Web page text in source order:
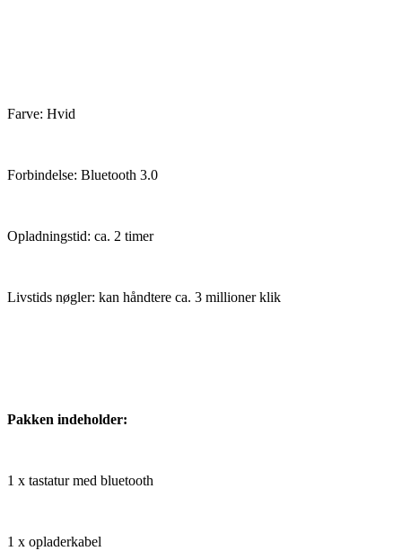
Farve: Hvid
Forbindelse: Bluetooth 3.0
Opladningstid: ca. 2 timer
Livstids nøgler: kan håndtere ca. 3 millioner klik
Pakken indeholder:
1 x tastatur med bluetooth
1 x opladerkabel